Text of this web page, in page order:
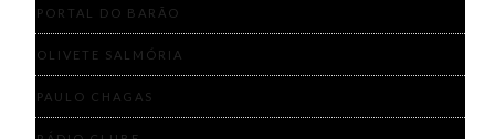
PORTAL DO BARÃO
OLIVETE SALMÓRIA
PAULO CHAGAS